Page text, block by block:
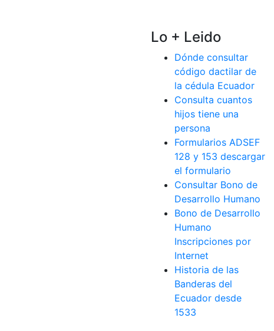
Lo + Leido
Dónde consultar
código dactilar de
la cédula Ecuador
Consulta cuantos
hijos tiene una
persona
Formularios ADSEF
128 y 153 descargar
el formulario
Consultar Bono de
Desarrollo Humano
Bono de Desarrollo
Humano
Inscripciones por
Internet
Historia de las
Banderas del
Ecuador desde
1533